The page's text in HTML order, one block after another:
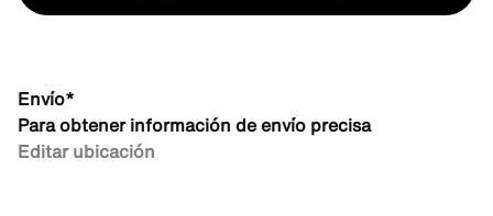
Envío*
Para obtener información de envío precisa
Editar ubicación